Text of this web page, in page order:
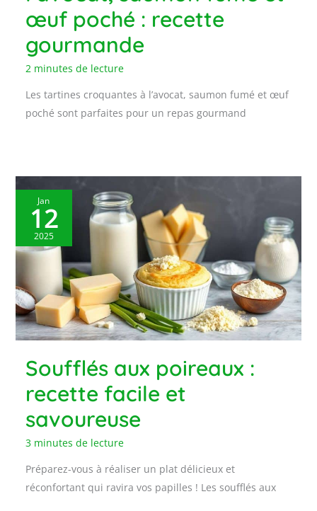
œuf poché : recette
gourmande
2 minutes de lecture
Les tartines croquantes à l’avocat, saumon fumé et œuf
poché sont parfaites pour un repas gourmand
Jan
12
2025
Soufflés aux poireaux :
recette facile et
savoureuse
3 minutes de lecture
Préparez-vous à réaliser un plat délicieux et
réconfortant qui ravira vos papilles ! Les soufflés aux